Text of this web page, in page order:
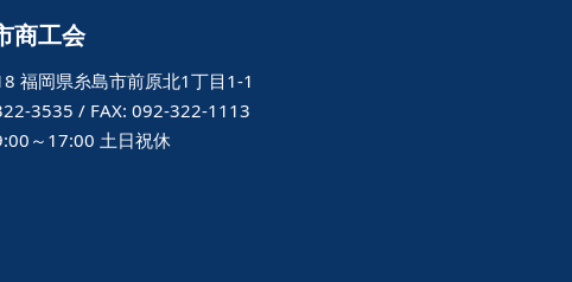
商工会
福岡県糸島市前原北1丁目1-1
3535 / FAX: 092-322-1113
～17:00 土日祝休